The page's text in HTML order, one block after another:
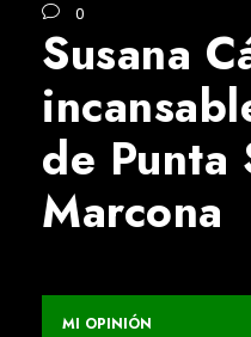
0
Susana
de Punta
Marcona
MI OPINIÓN